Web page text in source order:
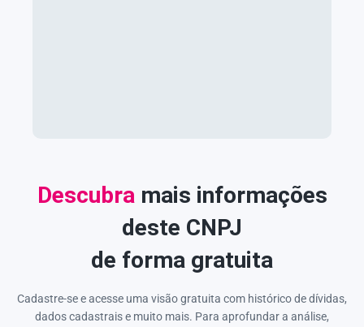
Descubra mais informações
deste CNPJ
de forma gratuita
Cadastre-se e acesse uma visão gratuita com histórico de dívidas,
dados cadastrais e muito mais. Para aprofundar a análise,